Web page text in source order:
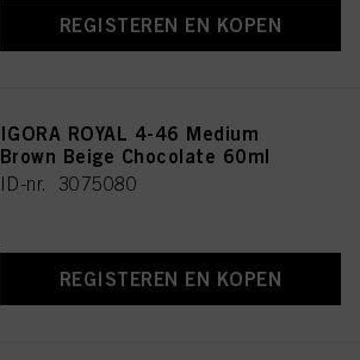
REGISTEREN EN KOPEN
IGORA ROYAL 4-46 Medium
Brown Beige Chocolate 60ml
ID-nr. 3075080
REGISTEREN EN KOPEN